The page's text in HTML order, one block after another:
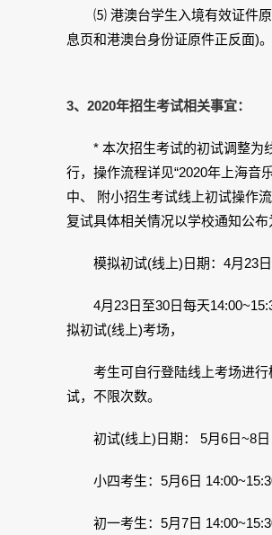
⑸ 港澳台学生入境有效证件原
息页和港澳台身份证原件正反面)。
3、2020年招生考试相关事宜：
* 本次招生考试的初试调整为
行，操作流程详见“2020年上海音
中、 附小招生考试线上初试操作
复试具体相关情况以学校通知公布
模拟初试(线上)日期：4月23日
4月23日至30日每天
拟初试(线上)考场，
考生可自行登陆线上考场进行
试，不限次数。
初试(线上)日期： 5月6日~8日
小四考生：5月6日
初一考生：5月7日